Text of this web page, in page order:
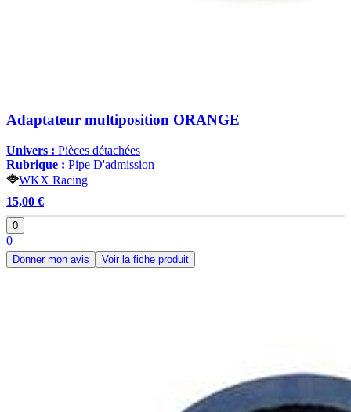
Adaptateur multiposition ORANGE
Univers : Pièces détachées
Rubrique : Pipe D'admission
WKX Racing
15,00 €
0
0
Donner mon avis Voir la fiche produit